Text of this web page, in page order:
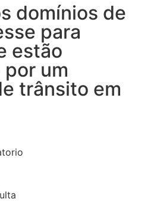
domínios de
para
estão
um
trânsito em